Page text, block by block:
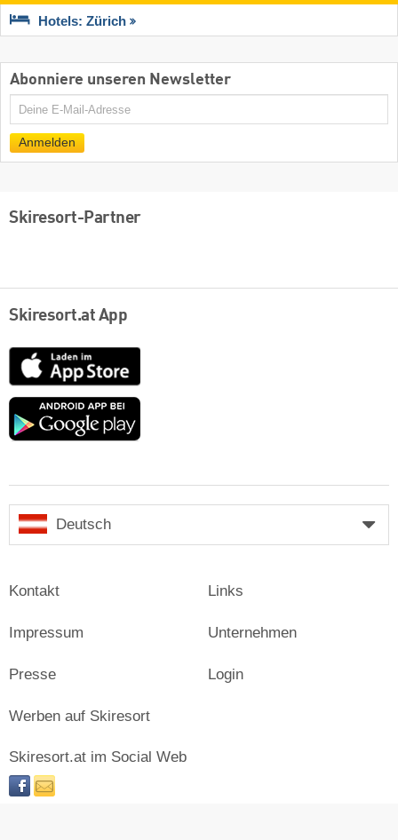
Hotels: Zürich
Abonniere unseren Newsletter
E-
Anmelden
Skiresort-Partner
Skiresort.at App
App
Store
Google
Deutsch
Kontakt
Impressum
Presse
Links
Unternehmen
Login
Werben auf Skiresort
Skiresort.at im Social Web
facebooknewsletter